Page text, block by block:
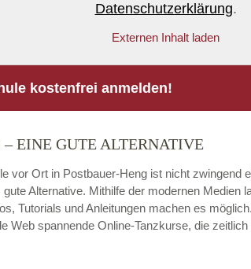
Datenschutzerklärung.
Externen Inhalt laden
kostenfrei anmelden!
EINE GUTE ALTERNATIVE
vor Ort in Postbauer-Heng ist nicht zwingend
Alternative. Mithilfe der modernen Medien
Tutorials und Anleitungen machen es
Web spannende Online-Tanzkurse, die